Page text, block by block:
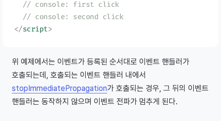
  // console: first click
  // console: second click
</script>
위 예제에서는 이벤트가 등록된 순서대로 이벤트 핸들러가
호출되는데, 호출되는 이벤트 핸들러 내에서
stopImmediatePropagation가 호출되는 경우, 그 뒤의 이벤트
핸들러는 동작하지 않으며 이벤트 전파가 멈추게 된다.